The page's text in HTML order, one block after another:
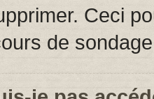
Ceci
de